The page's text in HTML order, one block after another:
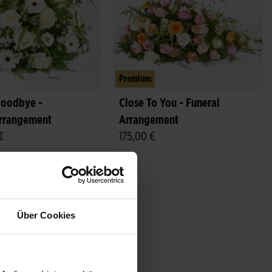
Über Cookies
-
Premium
Close To You - Funeral
Arrangement
175,00 €